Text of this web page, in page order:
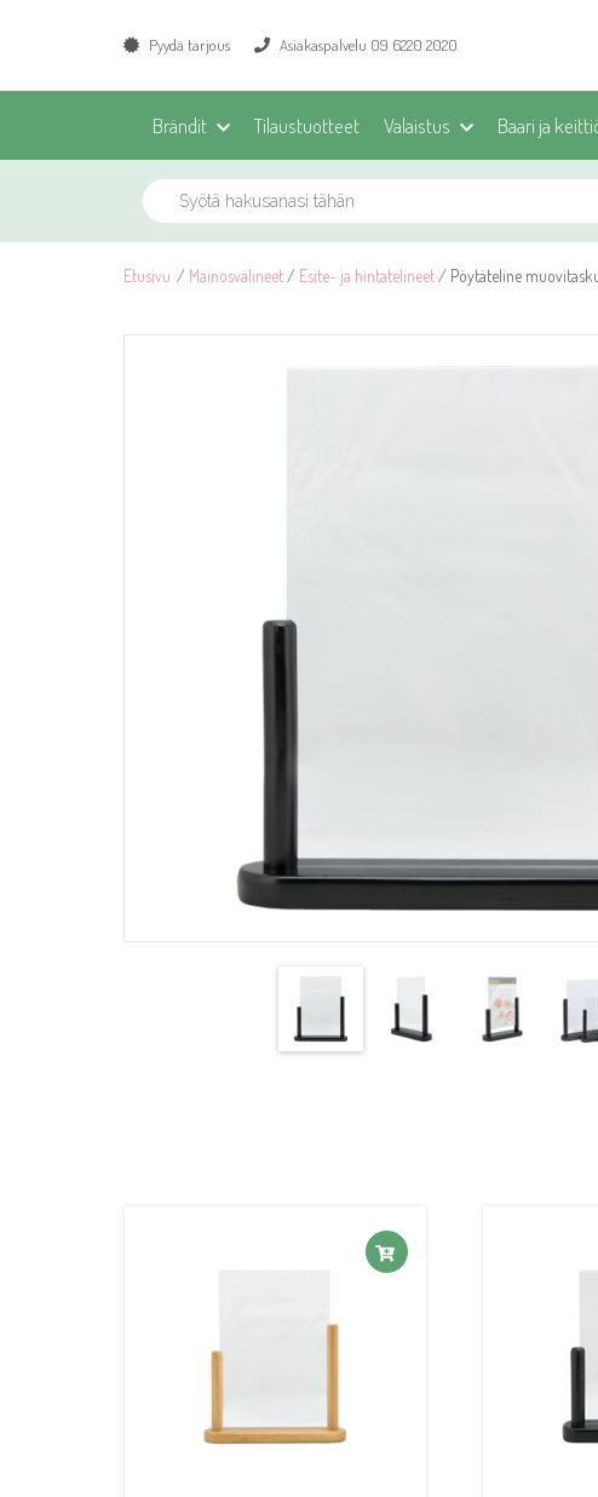
Pyydä tarjous Asiakaspalvelu 09 6220 2020
Brändit Tilaustuotteet Valaistus Baari ja
Etusivu / Mainosvälineet / Esite- ja hintatelineet / Pöytäteline